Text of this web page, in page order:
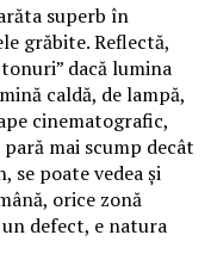
superb în
grăbite. Reflectă,
dacă lumina
caldă, de lampă,
cinematografic,
mai scump decât
se poate vedea și
orice zonă
un defect, e natura